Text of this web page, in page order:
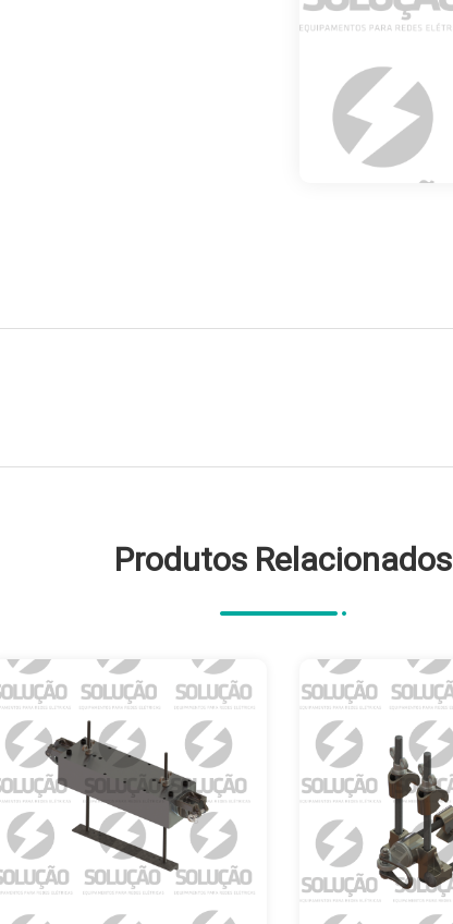
Produtos Relacionados